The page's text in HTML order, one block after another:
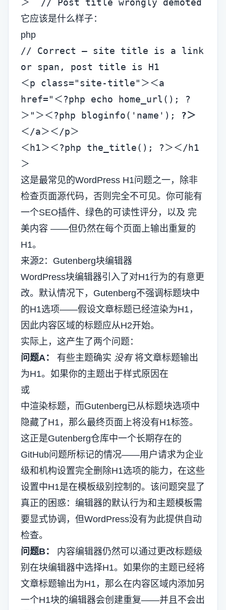
＞  // Post title wrongly demoted
它应该是什么样子：
php
// Correct — site title is a link
or span, post title is H1
＜p class="site-title"＞＜a
href="＜?php echo home_url(); ?
＞"＞＜?php bloginfo('name'); ?＞
＜/a＞＜/p＞
＜h1＞＜?php the_title(); ?＞＜/h1
＞
这是最常见的WordPress H1问题之一，除非
检查页面源代码，否则完全不可见。你可能有
一个SEO插件、绿色的可读性评分，以及 完
美内容 ——但仍然在每个页面上输出重复的
H1。
来源2：Gutenberg块编辑器
WordPress块编辑器引入了对H1行为的有意更
改。默认情况下，Gutenberg不强调标题块中
的H1选项——假设文章标题已经渲染为H1，
因此内容区域的标题应从H2开始。
实际上，这产生了两个问题：
问题A：
有些主题确实 没有将文章标题输出
为H1。如果你的主题出于样式原因在
或
中渲染标题，而Gutenberg已从标题块选项中
隐藏了H1，那么最终页面上将没有H1标签。
这正是Gutenberg仓库中一个长期存在的
GitHub问题所标记的情况——用户请求为企业
级和机构设置完全删除H1选项的能力，在这些
设置中H1是在模板级别控制的。该问题突显了
真正的困惑：编辑器的默认行为和主题模板需
要显式协调，但WordPress没有为此提供自动
检查。
问题B：
内容编辑器仍然可以通过更改标题级
别在块编辑器中选择H1。如果你的主题已经将
文章标题输出为H1，那么在内容区域内添加另
一个H1块的编辑器会创建重复——并且不会出